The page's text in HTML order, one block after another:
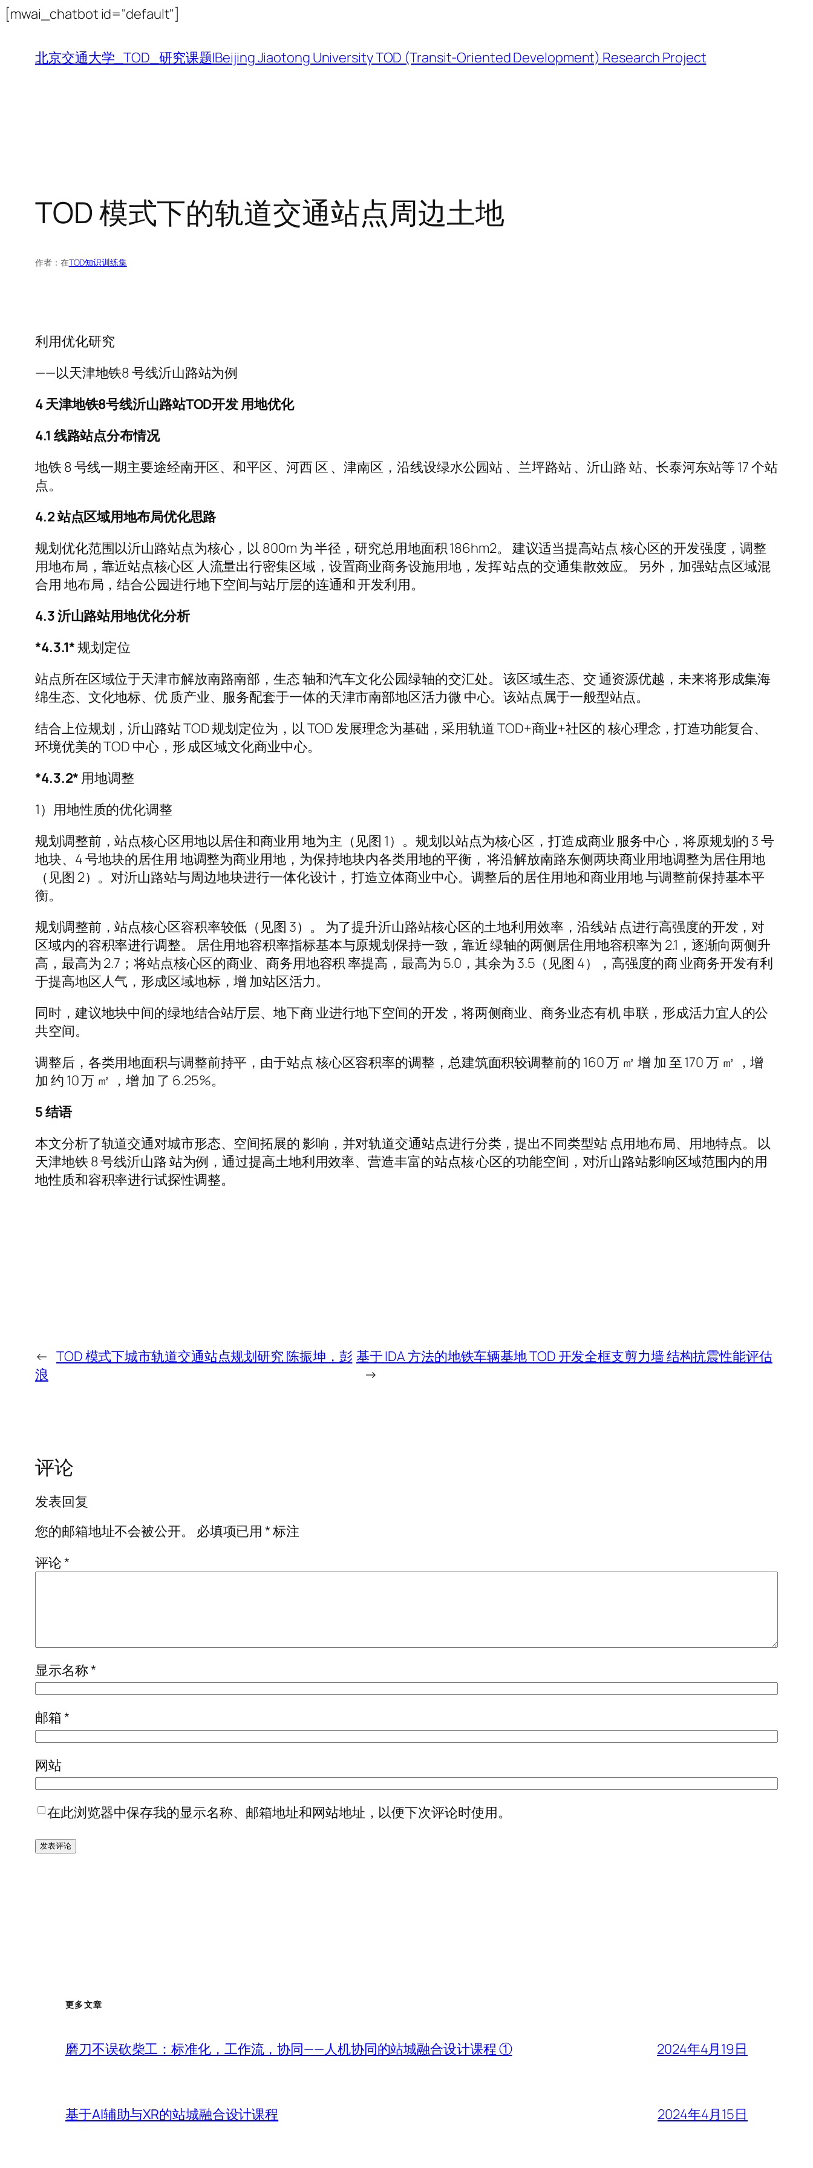
[mwai_chatbot id="default"]
内
容
北京交通大学_TOD_研究课题|Beijing Jiaotong University TOD (Transit-Oriented Development) Research Project
TOD 模式下的轨道交通站点周边土地
作者： 在TOD知识训练集
利用优化研究
——以天津地铁8 号线沂山路站为例
4 天津地铁8号线沂山路站TOD开发 用地优化
4.1 线路站点分布情况
地铁 8 号线一期主要途经南开区、和平区、河西 区 、津南区，沿线设绿水公园站 、兰坪路站 、沂山路 站、长泰河东站等 17 个站
点。
4.2 站点区域用地布局优化思路
规划优化范围以沂山路站点为核心，以 800m 为 半径，研究总用地面积 186hm2。 建议适当提高站点 核心区的开发强度，调整
用地布局，靠近站点核心区 人流量出行密集区域，设置商业商务设施用地，发挥 站点的交通集散效应。 另外，加强站点区域混
合用 地布局，结合公园进行地下空间与站厅层的连通和 开发利用。
4.3 沂山路站用地优化分析
*4.3.1*规划定位
站点所在区域位于天津市解放南路南部，生态 轴和汽车文化公园绿轴的交汇处。 该区域生态、交 通资源优越，未来将形成集海
绵生态、文化地标、优 质产业、服务配套于一体的天津市南部地区活力微 中心。该站点属于一般型站点。
结合上位规划，沂山路站 TOD 规划定位为，以 TOD 发展理念为基础，采用轨道 TOD+商业+社区的 核心理念，打造功能复合、
环境优美的 TOD 中心，形 成区域文化商业中心。
*4.3.2* 用地调整
1）用地性质的优化调整
规划调整前，站点核心区用地以居住和商业用 地为主（见图 1）。规划以站点为核心区，打造成商业 服务中心，将原规划的 3 号
地块、4 号地块的居住用 地调整为商业用地，为保持地块内各类用地的平衡， 将沿解放南路东侧两块商业用地调整为居住用地
（见图 2）。对沂山路站与周边地块进行一体化设计， 打造立体商业中心。调整后的居住用地和商业用地 与调整前保持基本平
衡。
规划调整前，站点核心区容积率较低（见图 3）。 为了提升沂山路站核心区的土地利用效率，沿线站 点进行高强度的开发，对
区域内的容积率进行调整。 居住用地容积率指标基本与原规划保持一致，靠近 绿轴的两侧居住用地容积率为 2.1，逐渐向两侧升
高，最高为 2.7；将站点核心区的商业、商务用地容积 率提高，最高为 5.0，其余为 3.5（见图 4），高强度的商 业商务开发有利
于提高地区人气，形成区域地标，增 加站区活力。
同时，建议地块中间的绿地结合站厅层、地下商 业进行地下空间的开发，将两侧商业、商务业态有机 串联，形成活力宜人的公
共空间。
调整后，各类用地面积与调整前持平，由于站点 核心区容积率的调整，总建筑面积较调整前的 160 万 ㎡ 增 加 至 170 万 ㎡ ，增
加 约 10 万 ㎡ ，增 加 了 6.25%。
5 结语
本文分析了轨道交通对城市形态、空间拓展的 影响，并对轨道交通站点进行分类，提出不同类型站 点用地布局、用地特点。 以
天津地铁 8 号线沂山路 站为例，通过提高土地利用效率、营造丰富的站点核 心区的功能空间，对沂山路站影响区域范围内的用
地性质和容积率进行试探性调整。
← TOD 模式下城市轨道交通站点规划研究 陈振坤，彭
浪
基于 IDA 方法的地铁车辆基地 TOD 开发全框支剪力墙 结构抗震性能评估
→
评论
发表回复
您的邮箱地址不会被公开。
必填项已用*标注
评论*
显示名称*
邮箱*
网站
在此浏览器中保存我的显示名称、邮箱地址和网站地址，以便下次评论时使用。
更多文章
磨刀不误砍柴工：标准化，工作流，协同——人机协同的站城融合设计课程 ① 2024年4月19日
基于AI辅助与XR的站城融合设计课程 2024年4月15日